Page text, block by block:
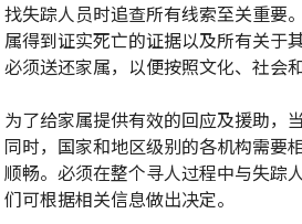
找失踪人员时追查所有线索至关重要
属得到证实死亡的证据以及所有关于
必须送还家属，以便按照文化、社会
为了给家属提供有效的回应及援助，
同时，国家和地区级别的各机构需要
顺畅。必须在整个寻人过程中与失踪
们可根据相关信息做出决定。